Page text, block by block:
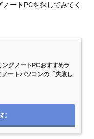
ートPCを探してみてく
ングノートPCおすすめラ
ートパソコンの「失敗し